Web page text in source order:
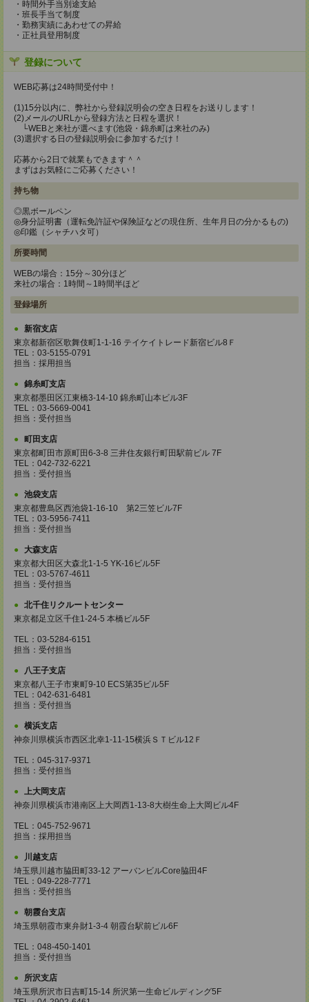
・時間外手当別途支給
・班長手当て制度
・勤務実績にあわせての昇給
・正社員登用制度
登録について
WEB応募は24時間受付中！
(1)15分以内に、弊社から登録説明会の空き日程をお送りします！
(2)メールのURLから登録方法と日程を選択！
└WEBと来社が選べます(池袋・錦糸町は来社のみ)
(3)選択する日の登録説明会に参加するだけ！
応募から2日で就業もできます＾＾
まずはお気軽にご応募ください！
持ち物
◎黒ボールペン
◎身分証明書（運転免許証や保険証などの現住所、生年月日の分かるもの)
◎印鑑（シャチハタ可）
所要時間
WEBの場合：15分～30分ほど
来社の場合：1時間～1時間半ほど
登録場所
新宿支店
東京都新宿区歌舞伎町1-1-16 テイケイトレード新宿ビル8Ｆ
TEL：03-5155-0791
担当：採用担当
錦糸町支店
東京都墨田区江東橋3-14-10 錦糸町山本ビル3F
TEL：03-5669-0041
担当：受付担当
町田支店
東京都町田市原町田6-3-8 三井住友銀行町田駅前ビル 7F
TEL：042-732-6221
担当：受付担当
池袋支店
東京都豊島区西池袋1-16-10 第2三笠ビル7F
TEL：03-5956-7411
担当：受付担当
大森支店
東京都大田区大森北1-1-5 YK-16ビル5F
TEL：03-5767-4611
担当：受付担当
北千住リクルートセンター
東京都足立区千住1-24-5 本橋ビル5F
TEL：03-5284-6151
担当：受付担当
八王子支店
東京都八王子市東町9-10 ECS第35ビル5F
TEL：042-631-6481
担当：受付担当
横浜支店
神奈川県横浜市西区北幸1-11-15横浜ＳＴビル12Ｆ
TEL：045-317-9371
担当：受付担当
上大岡支店
神奈川県横浜市港南区上大岡西1-13-8大樹生命上大岡ビル4F
TEL：045-752-9671
担当：採用担当
川越支店
埼玉県川越市脇田町33-12 アーバンビルCore脇田4F
TEL：049-228-7771
担当：受付担当
朝霞台支店
埼玉県朝霞市東弁財1-3-4 朝霞台駅前ビル6F
TEL：048-450-1401
担当：受付担当
所沢支店
埼玉県所沢市日吉町15-14 所沢第一生命ビルディング5F